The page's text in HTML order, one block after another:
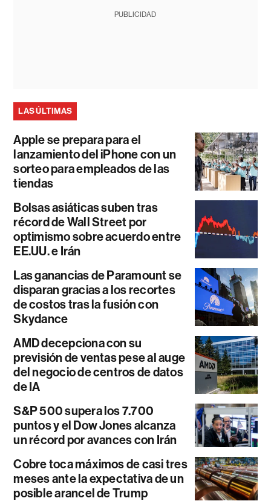
PUBLICIDAD
LAS ÚLTIMAS
Apple se prepara para el
lanzamiento del iPhone con un
sorteo para empleados de las
tiendas
Bolsas asiáticas suben tras
récord de Wall Street por
optimismo sobre acuerdo entre
EE.UU. e Irán
Las ganancias de Paramount se
disparan gracias a los recortes
de costos tras la fusión con
Skydance
AMD decepciona con su
previsión de ventas pese al auge
del negocio de centros de datos
de IA
S&P 500 supera los 7.700
puntos y el Dow Jones alcanza
un récord por avances con Irán
Cobre toca máximos de casi tres
meses ante la expectativa de un
posible arancel de Trump